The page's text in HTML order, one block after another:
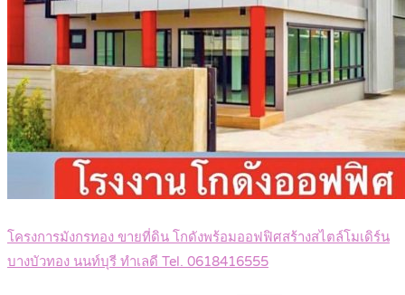
โครงการมังกรทอง ขายที่ดิน โกดังพร้อมออฟฟิศสร้างสไตล์โมเดิร์น
บางบัวทอง นนท์บุรี ทำเลดี Tel. 0618416555